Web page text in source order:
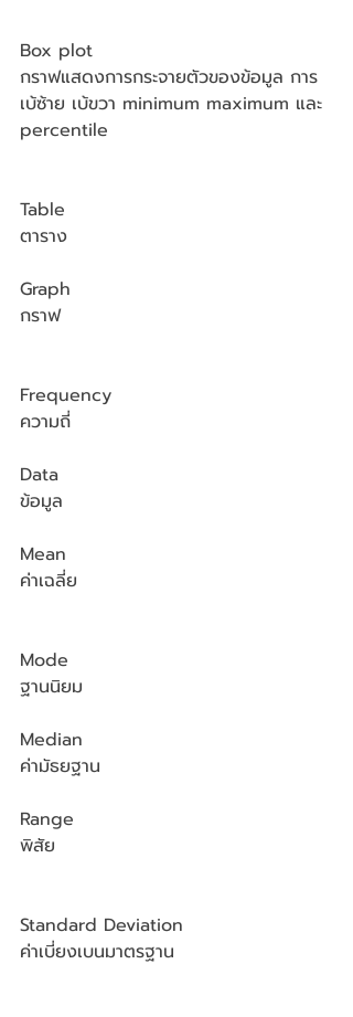
Box plot
กราฟแสดงการกระจายตัวของข้อมูล การ
เบ้ซ้าย เบ้ขวา minimum maximum และ
percentile
Table
ตาราง
Graph
กราฟ
Frequency
ความถี่
Data
ข้อมูล
Mean
ค่าเฉลี่ย
Mode
ฐานนิยม
Median
ค่ามัธยฐาน
Range
พิสัย
Standard Deviation
ค่าเบี่ยงเบนมาตรฐาน